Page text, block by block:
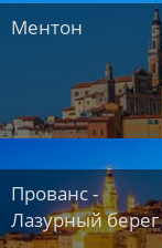
Ментон
Прованс -
Лазурный берег